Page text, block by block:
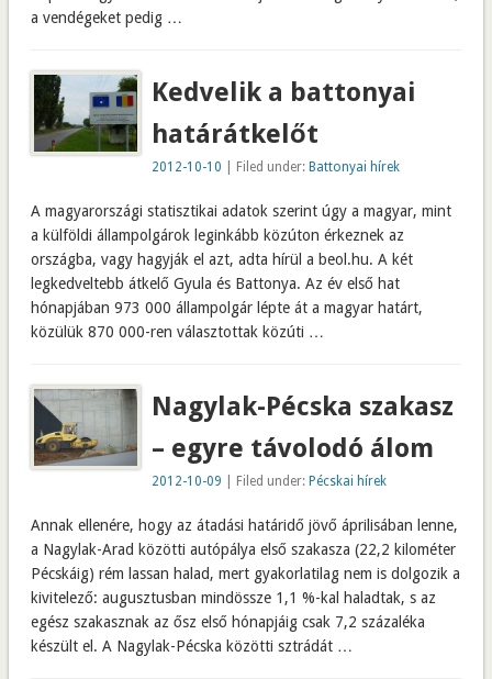
a vendégeket pedig …
Kedvelik a battonyai
határátkelőt
2012-10-10 | Filed under:Battonyai hírek
A magyarországi statisztikai adatok szerint úgy a magyar, mint
a külföldi állampolgárok leginkább közúton érkeznek az
országba, vagy hagyják el azt, adta hírül a beol.hu. A két
legkedveltebb átkelő Gyula és Battonya. Az év első hat
hónapjában 973 000 állampolgár lépte át a magyar határt,
közülük 870 000-ren választottak közúti …
Nagylak-Pécska szakasz
– egyre távolodó álom
2012-10-09 | Filed under:Pécskai hírek
Annak ellenére, hogy az átadási határidő jövő áprilisában lenne,
a Nagylak-Arad közötti autópálya első szakasza (22,2 kilométer
Pécskáig) rém lassan halad, mert gyakorlatilag nem is dolgozik a
kivitelező: augusztusban mindössze 1,1 %-kal haladtak, s az
egész szakasznak az ősz első hónapjáig csak 7,2 százaléka
készült el. A Nagylak-Pécska közötti sztrádát …